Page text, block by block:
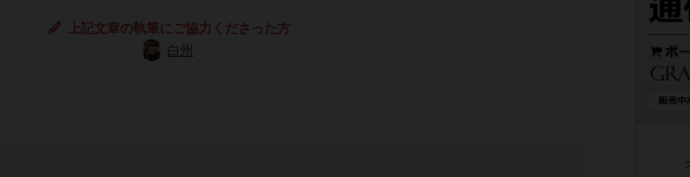
上記文章の執筆にご協力くださった方
白州